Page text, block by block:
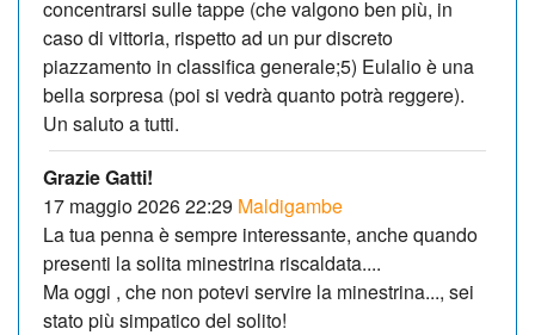
concentrarsi sulle tappe (che valgono ben più, in
caso di vittoria, rispetto ad un pur discreto
piazzamento in classifica generale;5) Eulalio è una
bella sorpresa (poi si vedrà quanto potrà reggere).
Un saluto a tutti.
Grazie Gatti!
17 maggio 2026 22:29 Maldigambe
La tua penna è sempre interessante, anche quando
presenti la solita minestrina riscaldata....
Ma oggi , che non potevi servire la minestrina..., sei
stato più simpatico del solito!